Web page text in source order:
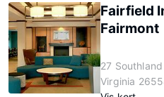
Fairfield
Fairmont
27
Virginia